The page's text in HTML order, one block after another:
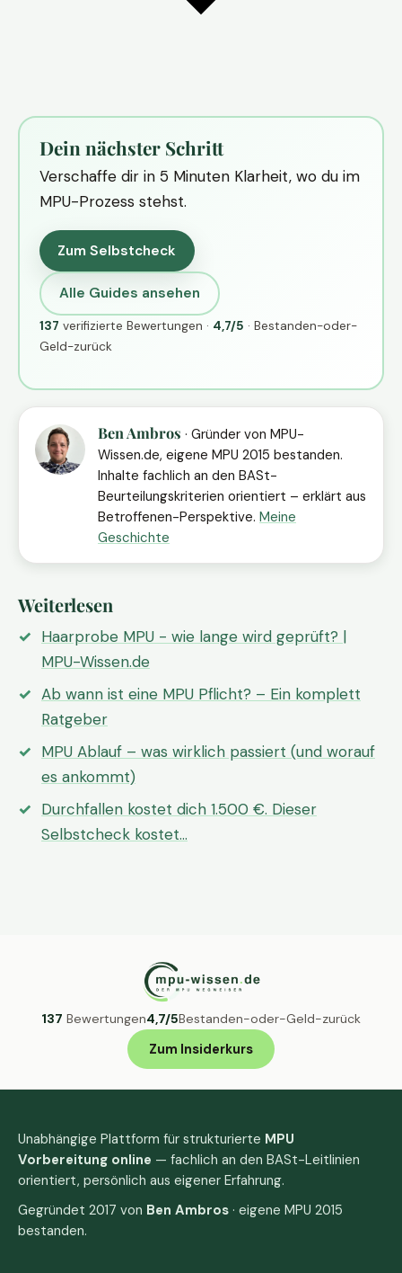
Dein nächster Schritt
Verschaffe dir in 5 Minuten Klarheit, wo du im
MPU-Prozess stehst.
Zum Selbstcheck
Alle Guides ansehen
137 verifizierte Bewertungen · 4,7/5 · Bestanden-oder-
Geld-zurück
Ben Ambros · Gründer von MPU-
Wissen.de, eigene MPU 2015 bestanden.
Inhalte fachlich an den BASt-
Beurteilungskriterien orientiert – erklärt aus
Betroffenen-Perspektive. Meine
Geschichte
Weiterlesen
Haarprobe MPU - wie lange wird geprüft? |
MPU-Wissen.de
Ab wann ist eine MPU Pflicht? – Ein komplett
Ratgeber
MPU Ablauf – was wirklich passiert (und worauf
es ankommt)
Durchfallen kostet dich 1.500 €. Dieser
Selbstcheck kostet…
137 Bewertungen4,7/5Bestanden-oder-Geld-zurück
Zum Insiderkurs
Unabhängige Plattform für strukturierte MPU
Vorbereitung online — fachlich an den BASt-Leitlinien
orientiert, persönlich aus eigener Erfahrung.
Gegründet 2017 von Ben Ambros · eigene MPU 2015
bestanden.